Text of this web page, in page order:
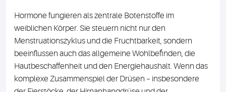
Hormone fungieren als zentrale Botenstoffe im
weiblichen Körper. Sie steuern nicht nur den
Menstruationszyklus und die Fruchtbarkeit, sondern
beeinflussen auch das allgemeine Wohlbefinden, die
Hautbeschaffenheit und den Energiehaushalt. Wenn das
komplexe Zusammenspiel der Drüsen – insbesondere